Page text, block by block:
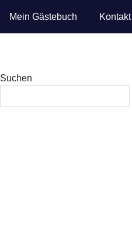
Mein Gästebuch Kontakt
Suchen